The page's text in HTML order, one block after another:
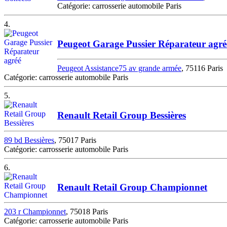
Catégorie: carrosserie automobile Paris
4.
Peugeot Garage Pussier Réparateur
Peugeot Assistance75 av grande armée, 75116 Paris
Catégorie: carrosserie automobile Paris
5.
Renault Retail Group Bessières
89 bd Bessières, 75017 Paris
Catégorie: carrosserie automobile Paris
6.
Renault Retail Group Championnet
203 r Championnet, 75018 Paris
Catégorie: carrosserie automobile Paris